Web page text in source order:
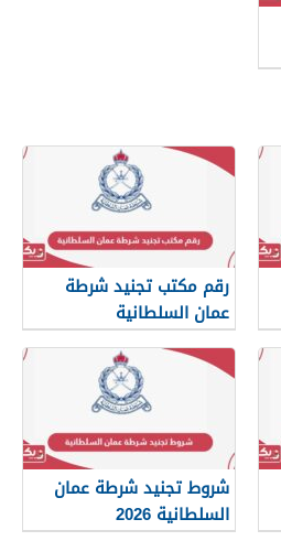
رقم مكتب تجنيد شرطة
عمان السلطانية
شروط تجنيد شرطة عمان
السلطانية 2026